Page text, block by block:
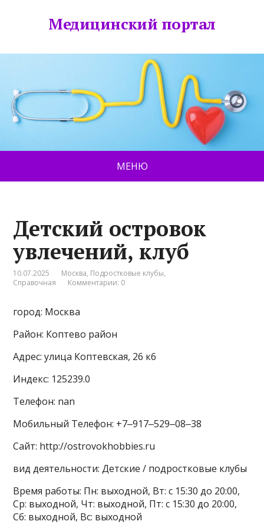
Медицинский портал
МЕНЮ
Детский островок
увлечений, клуб
10.07.2025 Москва, Подростковые клубы,
Справочная
Комментарии: 0
город: Москва
Район: Коптево район
Адрес: улица Коптевская, 26 к6
Индекс: 125239.0
Телефон: nan
Мобильный Телефон: +7‒917‒529‒08‒38
Сайт: http://ostrovokhobbies.ru
вид деятельности: Детские / подростковые клубы
Время работы: Пн: выходной, Вт: с 15:30 до 20:00,
Ср: выходной, Чт: выходной, Пт: с 15:30 до 20:00,
Сб: выходной, Вс: выходной